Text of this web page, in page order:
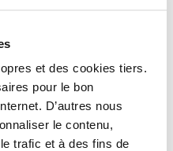
et des cookies tiers.
pour le bon
D’autres nous
le contenu,
trafic et à des fins de